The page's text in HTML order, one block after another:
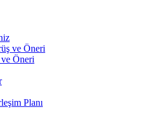
ve Öneri
Öneri
Planı